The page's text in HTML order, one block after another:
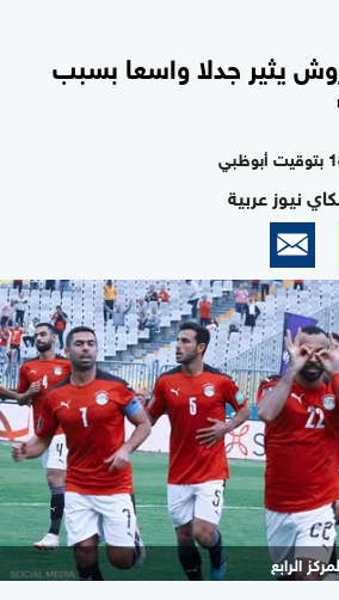
يثير جدلا واسعا بسبب
نيوز عربية
الرابع